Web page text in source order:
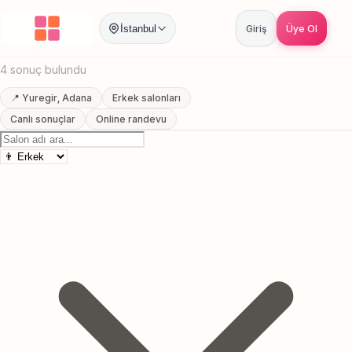
İstanbul Giriş Üye Ol
Anasayfa / Adana Yuregir Fade Kesim
Yuregir, Adana Fade Kesim
4 sonuç bulundu
📍 Yuregir, Adana
Erkek salonları
Canlı sonuçlar
Online randevu